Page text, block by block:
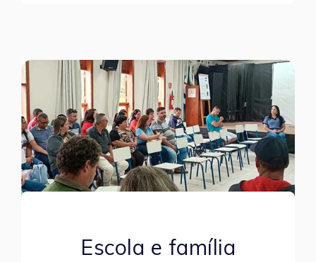
Escola e família